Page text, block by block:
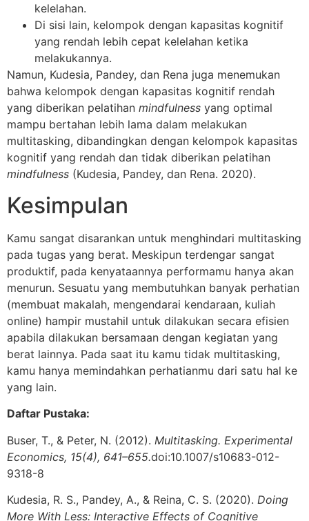
kelelahan.
Di sisi lain, kelompok dengan kapasitas kognitif
yang rendah lebih cepat kelelahan ketika
melakukannya.
Namun, Kudesia, Pandey, dan Rena juga menemukan
bahwa kelompok dengan kapasitas kognitif rendah
yang diberikan pelatihan mindfulness yang optimal
mampu bertahan lebih lama dalam melakukan
multitasking, dibandingkan dengan kelompok kapasitas
kognitif yang rendah dan tidak diberikan pelatihan
mindfulness (Kudesia, Pandey, dan Rena. 2020).
Kesimpulan
Kamu sangat disarankan untuk menghindari multitasking
pada tugas yang berat. Meskipun terdengar sangat
produktif, pada kenyataannya performamu hanya akan
menurun. Sesuatu yang membutuhkan banyak perhatian
(membuat makalah, mengendarai kendaraan, kuliah
online) hampir mustahil untuk dilakukan secara efisien
apabila dilakukan bersamaan dengan kegiatan yang
berat lainnya. Pada saat itu kamu tidak multitasking,
kamu hanya memindahkan perhatianmu dari satu hal ke
yang lain.
Daftar Pustaka:
Buser, T., & Peter, N. (2012). Multitasking. Experimental
Economics, 15(4), 641–655.doi:10.1007/s10683-012-
9318-8
Kudesia, R. S., Pandey, A., & Reina, C. S. (2020). Doing
More With Less: Interactive Effects of Cognitive